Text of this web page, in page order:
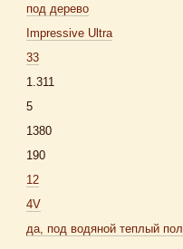
под дерево
Impressive Ultra
33
1.311
5
1380
190
12
4V
да, под водяной теплый пол